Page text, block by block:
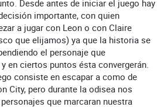
Desde antes de iniciar el juego hay
importante, con quien
a jugar con Leon o con Claire
que elijamos) ya que la historia se
el personaje que
en ciertos puntos ésta convergerán.
consiste en escapar a como de
City, pero durante la odisea nos
que marcaran nuestra